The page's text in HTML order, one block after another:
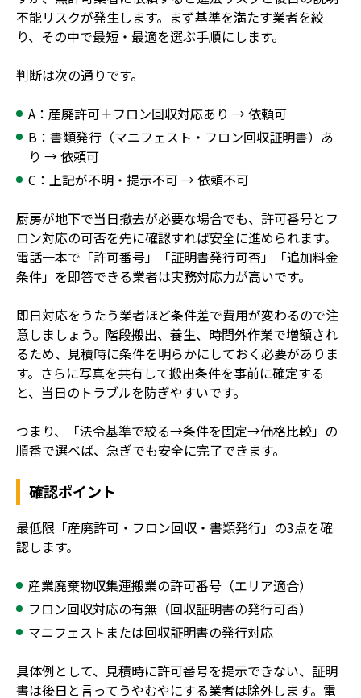
不能リスクが発生します。まず基準を満たす業者を絞
り、その中で最短・最適を選ぶ手順にします。
判断は次の通りです。
A：産廃許可＋フロン回収対応あり → 依頼可
B：書類発行（マニフェスト・フロン回収証明書）あ
り → 依頼可
C：上記が不明・提示不可 → 依頼不可
厨房が地下で当日撤去が必要な場合でも、許可番号とフ
ロン対応の可否を先に確認すれば安全に進められます。
電話一本で「許可番号」「証明書発行可否」「追加料金
条件」を即答できる業者は実務対応力が高いです。
即日対応をうたう業者ほど条件差で費用が変わるので注
意しましょう。階段搬出、養生、時間外作業で増額され
るため、見積時に条件を明らかにしておく必要がありま
す。さらに写真を共有して搬出条件を事前に確定する
と、当日のトラブルを防ぎやすいです。
つまり、「法令基準で絞る→条件を固定→価格比較」の
順番で選べば、急ぎでも安全に完了できます。
確認ポイント
最低限「産廃許可・フロン回収・書類発行」の3点を確
認します。
産業廃棄物収集運搬業の許可番号（エリア適合）
フロン回収対応の有無（回収証明書の発行可否）
マニフェストまたは回収証明書の発行対応
具体例として、見積時に許可番号を提示できない、証明
書は後日と言ってうやむやにする業者は除外します。電